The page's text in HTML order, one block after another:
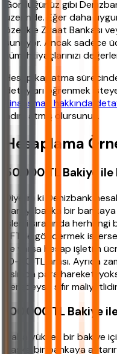
Gördüğünüz gibi
üzerinde. Eğer daha
özellikle Ziraat Bankası
sunuyor. Ancak sadece
tüm ihtiyaçlarınızı
Hesap kapatma
detayları öğrenmek
Finansman hakkında
adım atmış olursunuz.
Hesaplama
50.000 TL Bakiye
Diyelim ki Denizbank
parayı başka bir
işlemi sırasında
EFT ile göndermek
ve varsa hesap işletim
10-50 TL arası. Ayrıca
aslında para hareketi
neredeyse sıfır
100.000 TL Bakiye
Daha yüksek bir bakiye
başka bir bankaya